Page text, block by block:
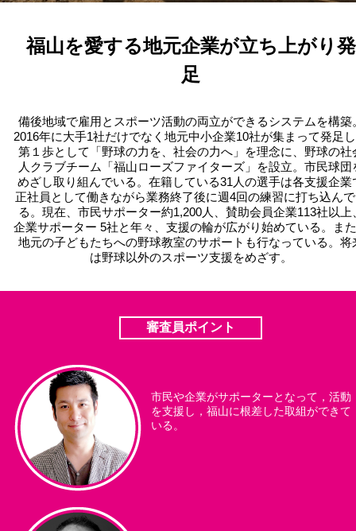
福山を愛する地元企業が立ち上がり発
足
備後地域で雇用とスポーツ活動の両立ができるシステムを構築
2016年に大手1社だけでなく地元中小企業10社が集まって発足
第１歩として「野球の力を、社会の力へ」を理念に、野球の社
人クラブチーム「福山ローズファイターズ」を設立。市民球団
めざし取り組んでいる。在籍している31人の選手は各支援企業
正社員として働きながら業務終了後に週4回の練習に打ち込ん
る。現在、市民サポーター約1,200人、賛助会員企業113社以上
企業サポーター 5社と年々、支援の輪が広がり始めている。ま
地元の子どもたちへの野球教室のサポートも行なっている。将
は野球以外のスポーツ支援をめざす。
審査員ポイント
市民や企業がサポーターとなって，活動
を支援し，福山に根差した取組ができて
いる。